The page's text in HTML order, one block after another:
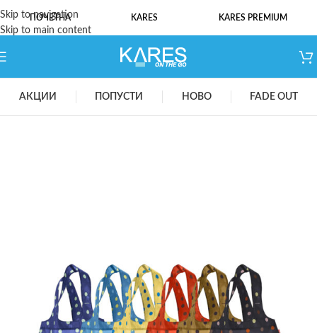
Skip to navigation
Skip to main content
ПОЧЕТНА KARES KARES PREMIUM
АКЦИИ ПОПУСТИ НОВО FADE OUT